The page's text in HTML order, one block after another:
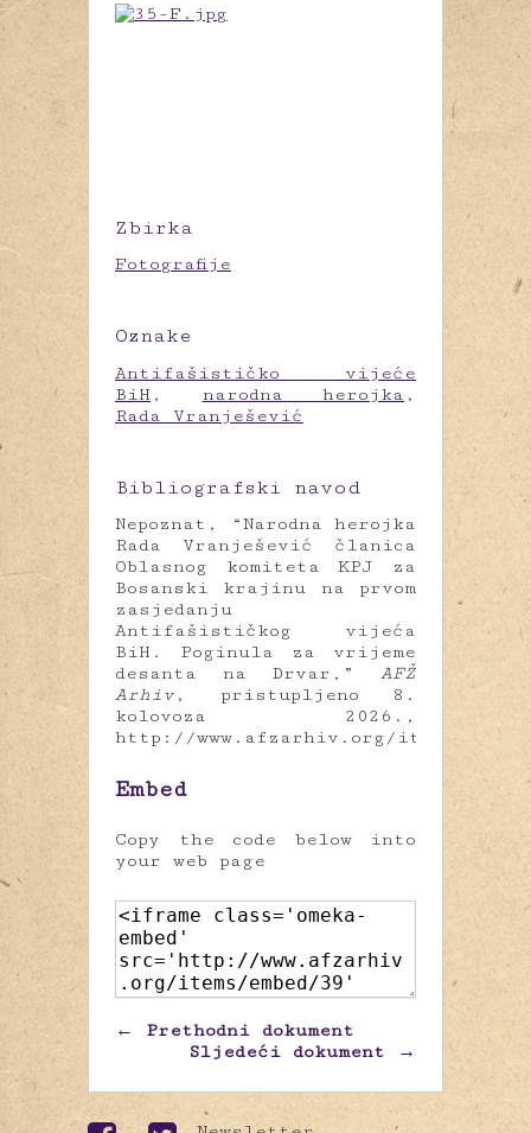
Zbirka
Fotografije
Oznake
Antifašističko vijeće
BiH , narodna herojka ,
Rada Vranješević
Bibliografski navod
Nepoznat, “Narodna herojka
Rada Vranješević članica
Oblasnog komiteta KPJ za
Bosanski krajinu na prvom
zasjedanju
Antifašističkog vijeća
BiH. Poginula za vrijeme
desanta na Drvar,” AFŽ
Arhiv , pristupljeno 8.
kolovoza 2026.,
http://www.afzarhiv.org/items/show/
Embed
Copy the code below into
your web page
← Prethodni dokument
Sljedeći dokument →